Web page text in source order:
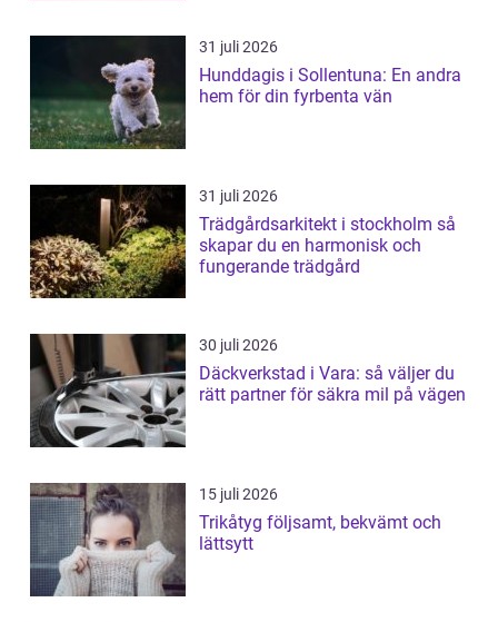
31 juli 2026
Hunddagis i Sollentuna: En andra
hem för din fyrbenta vän
31 juli 2026
Trädgårdsarkitekt i stockholm så
skapar du en harmonisk och
fungerande trädgård
30 juli 2026
Däckverkstad i Vara: så väljer du
rätt partner för säkra mil på vägen
15 juli 2026
Trikåtyg följsamt, bekvämt och
lättsytt